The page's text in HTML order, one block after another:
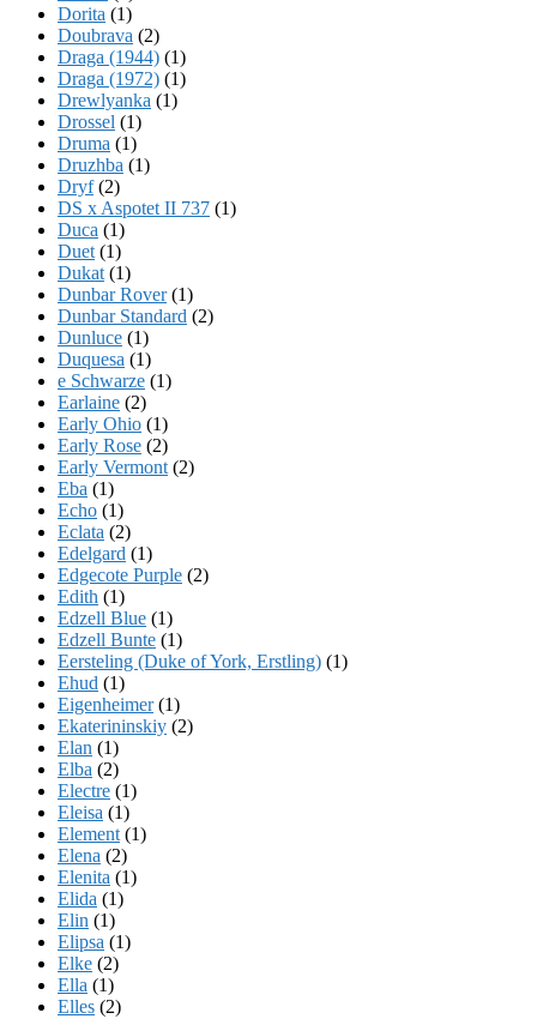
Dorita (1)
Doubrava (2)
Draga (1944) (1)
Draga (1972) (1)
Drewlyanka (1)
Drossel (1)
Druma (1)
Druzhba (1)
Dryf(2)
DS x Aspotet II 737 (1)
Duca (1)
Duet (1)
Dukat (1)
Dunbar Rover(1)
Dunbar Standard (2)
Dunluce (1)
Duquesa (1)
e Schwarze (1)
Earlaine (2)
Early Ohio (1)
Early Rose (2)
Early Vermont (2)
Eba (1)
Echo (1)
Eclata (2)
Edelgard (1)
Edgecote Purple (2)
Edith (1)
Edzell Blue (1)
Edzell Bunte (1)
Eersteling (Duke of York, Erstling) (1)
Ehud (1)
Eigenheimer(1)
Ekaterininskiy (2)
Elan (1)
Elba (2)
Electre (1)
Eleisa (1)
Element (1)
Elena (2)
Elenita (1)
Elida (1)
Elin (1)
Elipsa (1)
Elke (2)
Ella (1)
Elles (2)